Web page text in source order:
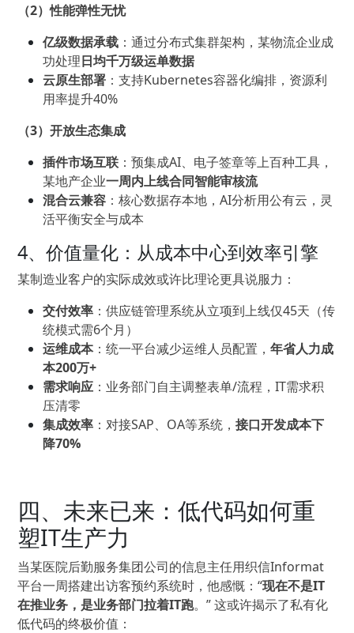
（2）性能弹性无忧
亿级数据承载 ：通过分布式集群架构，某物流企业成
功处理日均千万级运单数据
云原生部署 ：支持Kubernetes容器化编排，资源利
用率提升40%
（3）开放生态集成
插件市场互联 ：预集成AI、电子签章等上百种工具，
某地产企业一周内上线合同智能审核流
混合云兼容 ：核心数据存本地，AI分析用公有云，灵
活平衡安全与成本
4、价值量化：从成本中心到效率引擎
某制造业客户的实际成效或许比理论更具说服力：
交付效率 ：供应链管理系统从立项到上线仅45天（传
统模式需6个月）
运维成本：统一平台减少运维人员配置，年省人力成
本200万+
需求响应 ：业务部门自主调整表单/流程，IT需求积
压清零
集成效率 ：对接SAP、OA等系统，接口开发成本下
降70%
四、未来已来：低代码如何重
塑IT生产力
当某医院后勤服务集团公司的信息主任用织信Informat
平台一周搭建出访客预约系统时，他感慨：“现在不是IT
在推业务，是业务部门拉着IT跑。” 这或许揭示了私有化
低代码的终极价值：